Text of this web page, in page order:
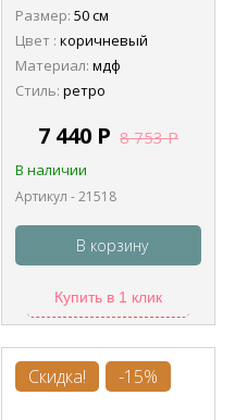
Размер: 50 см
Цвет : коричневый
Материал: мдф
Стиль: ретро
7 440 Р 8 753Р
В наличии
Артикул - 21518
В корзину
Купить в 1 клик
Скидка! -15%